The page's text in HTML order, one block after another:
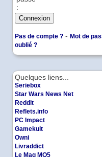
Quelques liens...
Seriebox
Star Wars News Net
Reddit
Reflets.info
PC Impact
Gamekult
Owni
Livraddict
Le Mag MO5
:
Pas de compte ? - Mot de
oublié ?
Leader